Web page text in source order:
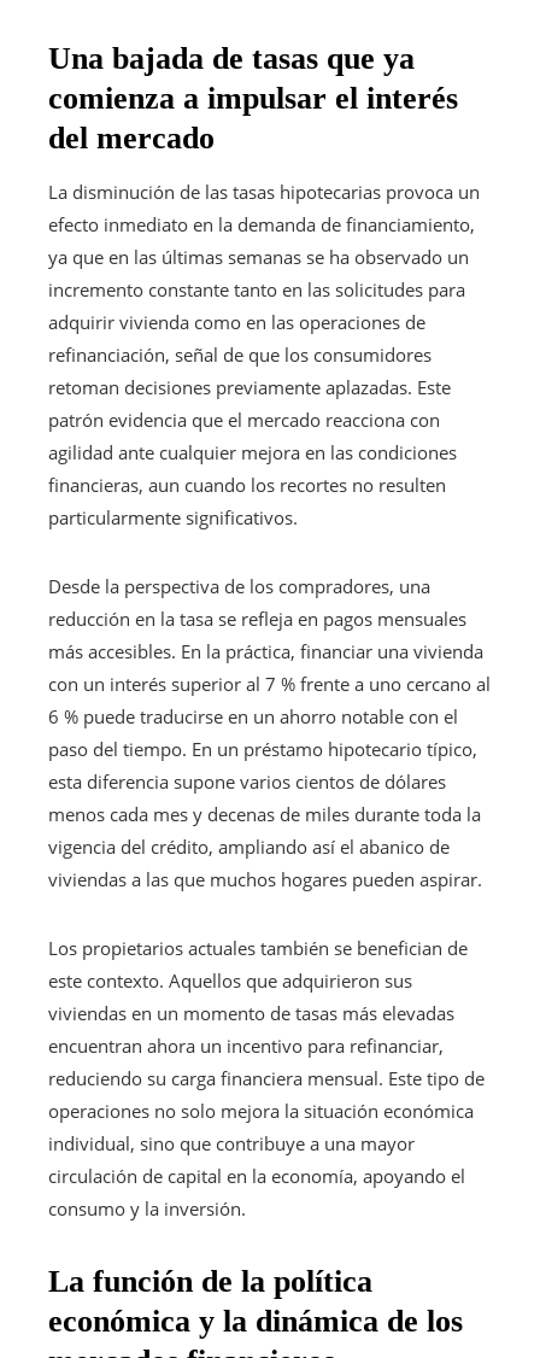
Una bajada de tasas que ya
comienza a impulsar el interés
del mercado
La disminución de las tasas hipotecarias provoca un
efecto inmediato en la demanda de financiamiento,
ya que en las últimas semanas se ha observado un
incremento constante tanto en las solicitudes para
adquirir vivienda como en las operaciones de
refinanciación, señal de que los consumidores
retoman decisiones previamente aplazadas. Este
patrón evidencia que el mercado reacciona con
agilidad ante cualquier mejora en las condiciones
financieras, aun cuando los recortes no resulten
particularmente significativos.
Desde la perspectiva de los compradores, una
reducción en la tasa se refleja en pagos mensuales
más accesibles. En la práctica, financiar una vivienda
con un interés superior al 7 % frente a uno cercano al
6 % puede traducirse en un ahorro notable con el
paso del tiempo. En un préstamo hipotecario típico,
esta diferencia supone varios cientos de dólares
menos cada mes y decenas de miles durante toda la
vigencia del crédito, ampliando así el abanico de
viviendas a las que muchos hogares pueden aspirar.
Los propietarios actuales también se benefician de
este contexto. Aquellos que adquirieron sus
viviendas en un momento de tasas más elevadas
encuentran ahora un incentivo para refinanciar,
reduciendo su carga financiera mensual. Este tipo de
operaciones no solo mejora la situación económica
individual, sino que contribuye a una mayor
circulación de capital en la economía, apoyando el
consumo y la inversión.
La función de la política
económica y la dinámica de los